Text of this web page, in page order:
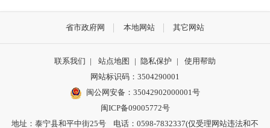
省市政府网 本地网站 其它网站
联系我们 | 站点地图 | 隐私保护 |
使用帮助
网站标识码：3504290001
闽公网安备：35042902000001号
闽ICP备09005772号
地址：泰宁县和平中街25号 电话：0598-7832337(仅受理网站违法和不